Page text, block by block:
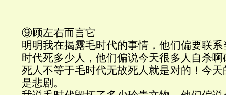
⑨顾左右而言它
明明我在揭露毛时代的事情，他们偏要联
时代死多少人，他们偏说今天很多人自杀
死人不等于毛时代无故死人就是对的！今
是悲剧。